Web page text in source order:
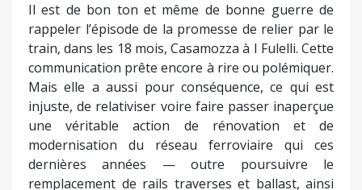
Il est de bon ton et même de bonne guerre de
rappeler l’épisode de la promesse de relier par le
train, dans les 18 mois, Casamozza à I Fulelli. Cette
communication prête encore à rire ou polémiquer.
Mais elle a aussi pour conséquence, ce qui est
injuste, de relativiser voire faire passer inaperçue
une véritable action de rénovation et de
modernisation du réseau ferroviaire qui ces
dernières années — outre poursuivre le
remplacement de rails traverses et ballast, ainsi